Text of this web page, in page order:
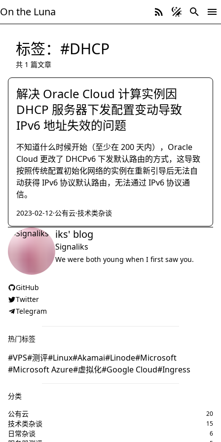
On the Luna
标签：#DHCP
共 1 篇文章
解决 Oracle Cloud 计算实例因
DHCP 服务器下发配置变动导致
IPv6 地址失效的问题
不知道什么时候开始（至少在 200 天内），Oracle
Cloud 更改了 DHCPv6 下发默认路由的方式，这导致
按照传统配置初始化网络的实例在重新引导后无法自
动获得 IPv6 协议默认路由，无法通过 IPv6 协议通
信。
2023-02-12·公有云·技术类杂谈
iks' blog
Signaliks
We were both young when I first saw you.
GitHub
Twitter
Telegram
热门标签
VPS 测评 Linux Akamai Linode Microsoft
Microsoft Azure 虚拟化 Google Cloud Ingress
分类
公有云
20
技术类杂谈 15
日常杂谈 6